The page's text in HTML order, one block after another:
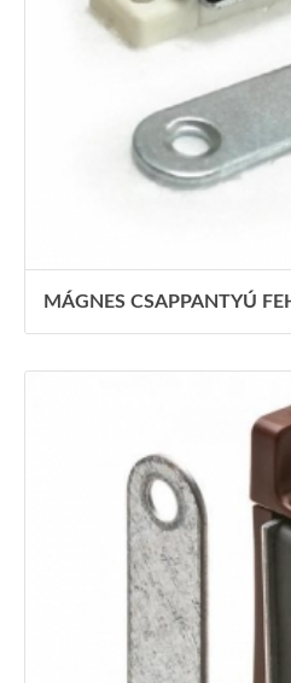
MÁGNES CSAPPANTYÚ